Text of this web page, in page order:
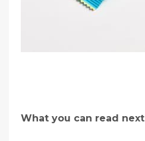
What you can read next